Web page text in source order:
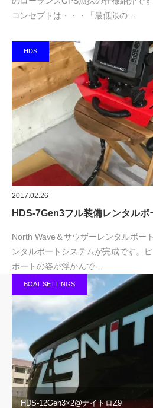
コンセプトは・・・「最低限の…
HDS
2017.02.26
HDS-7Gen3フル装備レンタルボ
North Wave＆サウザーレンタルボー
ンタルボートシステムが完成です。
ボートの姿が浮かんで…
BOAT SETTINGS
HDS-12Gen3×2@ナイトロZ9